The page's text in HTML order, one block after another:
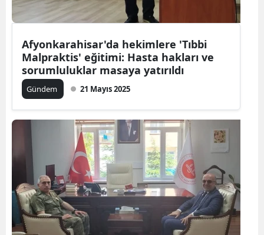
Afyonkarahisar'da hekimlere 'Tıbbi
Malpraktis' eğitimi: Hasta hakları ve
sorumluluklar masaya yatırıldı
Gündem 21 Mayıs 2025